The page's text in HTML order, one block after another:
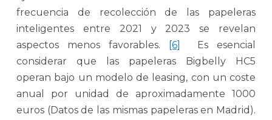
frecuencia de recolección de las papeleras
inteligentes entre 2021 y 2023 se revelan
aspectos menos favorables.
[6]
Es esencial
considerar que las papeleras Bigbelly HC5
operan bajo un modelo de leasing, con un coste
anual por unidad de aproximadamente 1000
euros (Datos de las mismas papeleras en Madrid).